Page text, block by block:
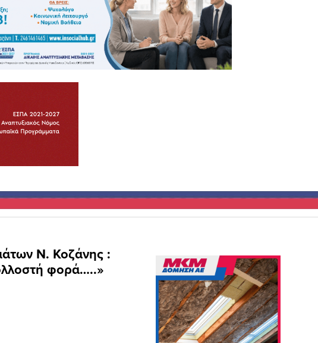
Ν. Κοζάνης :
φορά…..»